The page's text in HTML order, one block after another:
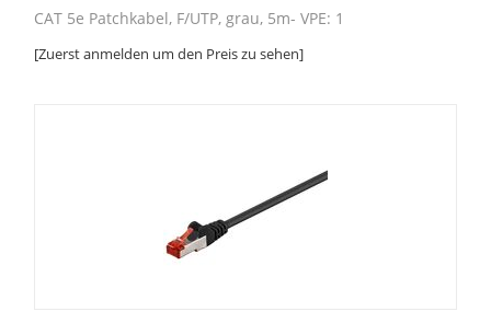
CAT 5e Patchkabel, F/UTP, grau, 5m- VPE: 1
[Zuerst anmelden um den Preis zu sehen]